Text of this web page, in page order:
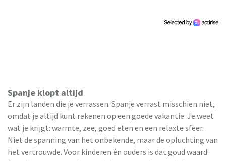
Spanje klopt altijd
Er zijn landen die je verrassen. Spanje verrast misschien niet,
omdat je altijd kunt rekenen op een goede vakantie. Je weet
wat je krijgt: warmte, zee, goed eten en een relaxte sfeer.
Niet de spanning van het onbekende, maar de opluchting van
het vertrouwde. Voor kinderen én ouders is dat goud waard.